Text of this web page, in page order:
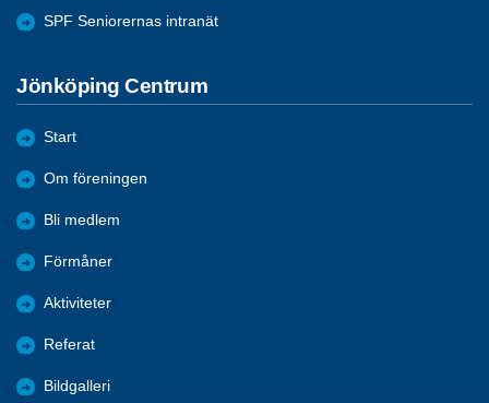
SPF Seniorernas intranät
Jönköping Centrum
Start
Om föreningen
Bli medlem
Förmåner
Aktiviteter
Referat
Bildgalleri